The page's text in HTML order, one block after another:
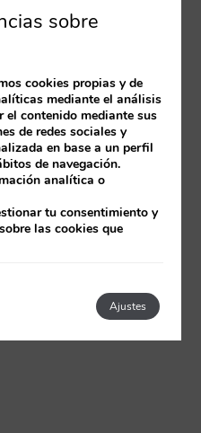
reservas hoteleras? El
World Cup 2026
manual IA para
de tu hotel (parte 1)
del GP de
de México para los
asistentes de IA: las
sobre
cookies propias y de
mediante el análisis
contenido mediante sus
de redes sociales y
en base a un perfil
de navegación.
analítica o
tu consentimiento y
las cookies que
Ajustes